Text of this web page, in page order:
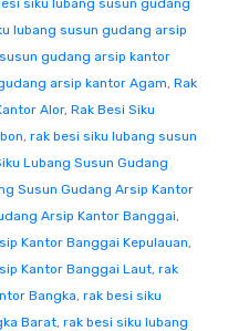
siku lubang susun gudang
lubang susun gudang arsip
gudang arsip kantor
arsip kantor Agam, Rak
Alor, Rak Besi Siku
, rak besi siku lubang susun
Lubang Susun Gudang
Susun Gudang Arsip Kantor
Arsip Kantor Banggai,
Kantor Banggai Kepulauan,
Kantor Banggai Laut, rak
Bangka, rak besi siku
Barat, rak besi siku lubang